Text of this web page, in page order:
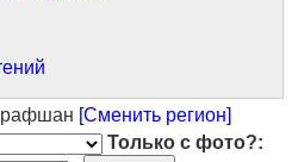
[Сменить регион]
Только с фото?: